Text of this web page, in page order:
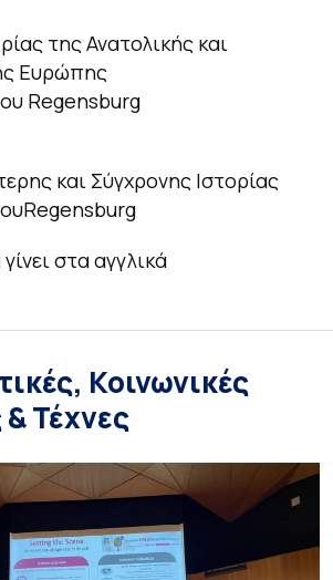
της Ανατολικής και
Ευρώπης
Regensburg
και Σύγχρονης Ιστορίας
στα αγγλικά
Κοινωνικές
Τέχνες